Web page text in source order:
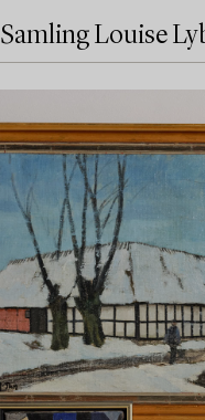
Samling Louise